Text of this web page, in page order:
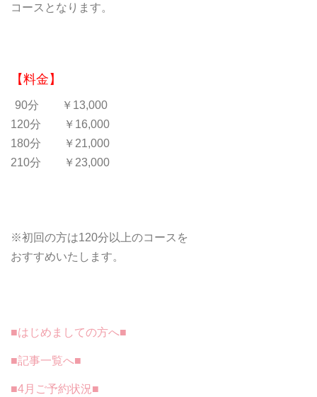
コースとなります。
【料金】
90分 ￥13,000
120分 ￥16,000
180分 ￥21,000
210分 ￥23,000
※初回の方は120分以上のコースを
おすすめいたします。
■はじめましての方へ■
■記事一覧へ■
■4月ご予約状況■